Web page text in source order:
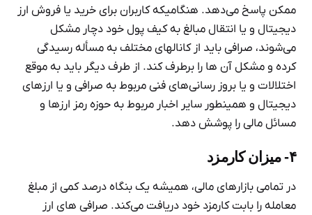
ممکن پاسخ می‌دهد. هنگامیکه کاربران برای خرید یا فروش ارز
دیجیتال و یا انتقال مبالغ به کیف پول خود دچار مشکل
می‌شوند، صرافی باید از کانالهای مختلف به مسأله رسیدگی
کرده و مشکل آن ها را برطرف کند. از طرف دیگر باید به موقع
اختلالات و یا بروز رسانی‌های فنی مربوط به صرافی و یا ارزهای
دیجیتال و همینطور سایر اخبار مربوط به حوزه رمز ارزها و
مسائل مالی را پوشش دهد.
۴- میزان کارمزد
در تمامی بازارهای مالی، همیشه یک بنگاه درصد کمی از مبلغ
معامله را بابت کارمزد خود دریافت می‌کند. صرافی های ارز